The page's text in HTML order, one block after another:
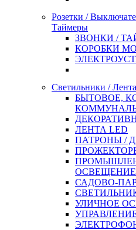
Розетки /
Таймеры
ЗВОНКИ /
КОРОБКИ
Светильники /
БЫТОВОЕ,
ЛЕНТА LED
ПАТРОНЫ /
ОСВЕЩЕНИЕ
САДОВО-
УЛИЧНОЕ